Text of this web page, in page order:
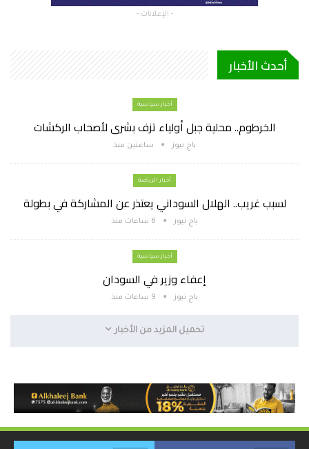
- الإعلانات -
أحدث الأخبار
أخبار سياسية
الخرطوم.. محلية جبل أولياء تزف بشرى لأصحاب الركشات
باج نيوز ساعتين منذ
أخبار الرياضة
لسبب غريب.. الهلال السوداني يعتذر عن المشاركة في بطولة
باج نيوز 6 ساعات منذ
أخبار سياسية
إعفاء وزير في السودان
باج نيوز 9 ساعات منذ
تحميل المزيد من الأخبار